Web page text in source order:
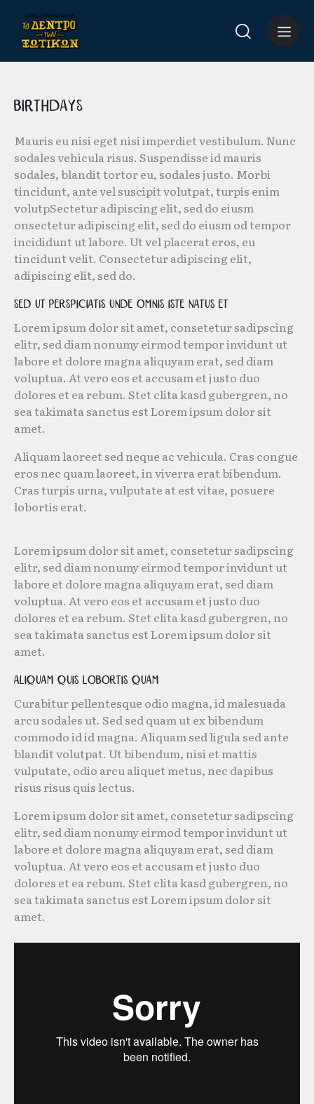
Birthdays
Mauris eu nisi eget nisi imperdiet vestibulum. Nunc
sodales vehicula risus. Suspendisse id mauris
sodales, blandit tortor eu, sodales justo. Morbi
tincidunt, ante vel suscipit volutpat, turpis enim
volutpSectetur adipiscing elit, sed do eiusm
onsectetur adipiscing elit, sed do eiusm od tempor
incididunt ut labore. Ut vel placerat eros, eu
tincidunt velit. Consectetur adipiscing elit,
adipiscing elit, sed do.
Sed ut perspiciatis unde omnis iste natus et
Lorem ipsum dolor sit amet, consetetur sadipscing
elitr, sed diam nonumy eirmod tempor invidunt ut
labore et dolore magna aliquyam erat, sed diam
voluptua. At vero eos et accusam et justo duo
dolores et ea rebum. Stet clita kasd gubergren, no
sea takimata sanctus est Lorem ipsum dolor sit
amet.
Aliquam laoreet sed neque ac vehicula. Cras congue
eros nec quam laoreet, in viverra erat bibendum.
Cras turpis urna, vulputate at est vitae, posuere
lobortis erat.
Lorem ipsum dolor sit amet, consetetur sadipscing
elitr, sed diam nonumy eirmod tempor invidunt ut
labore et dolore magna aliquyam erat, sed diam
voluptua. At vero eos et accusam et justo duo
dolores et ea rebum. Stet clita kasd gubergren, no
sea takimata sanctus est Lorem ipsum dolor sit
amet.
Aliquam quis lobortis quam
Curabitur pellentesque odio magna, id malesuada
arcu sodales ut. Sed sed quam ut ex bibendum
commodo id id magna. Aliquam sed ligula sed ante
blandit volutpat. Ut bibendum, nisi et mattis
vulputate, odio arcu aliquet metus, nec dapibus
risus risus quis lectus.
Lorem ipsum dolor sit amet, consetetur sadipscing
elitr, sed diam nonumy eirmod tempor invidunt ut
labore et dolore magna aliquyam erat, sed diam
voluptua. At vero eos et accusam et justo duo
dolores et ea rebum. Stet clita kasd gubergren, no
sea takimata sanctus est Lorem ipsum dolor sit
amet.